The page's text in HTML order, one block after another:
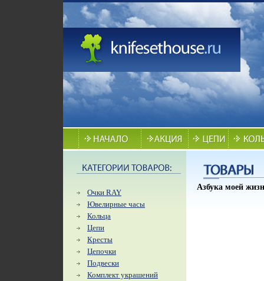
Очки RAY
Ювелирные часы
Кольца
Цепи
Кресты
Цепочки
Подвески
Комплект украшений
Азбука моей